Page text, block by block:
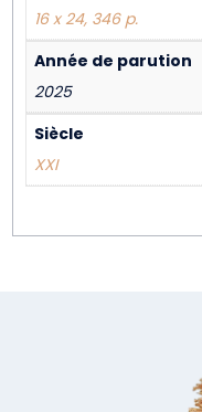
16 x 24, 346 p.
Année de parution
2025
Siècle
XXI